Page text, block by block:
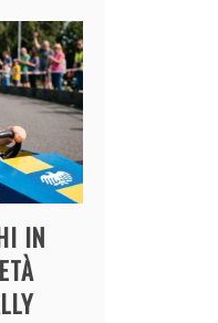
IN